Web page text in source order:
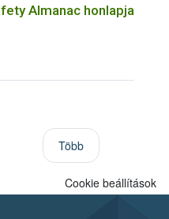
Almanac honlapja
Több
Cookie beállítások